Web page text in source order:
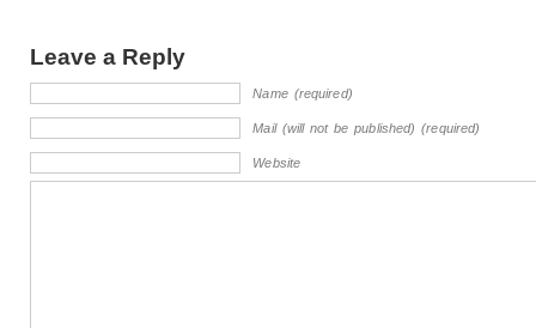
Leave a Reply
Name (required)
Mail (will not be published) (required)
Website